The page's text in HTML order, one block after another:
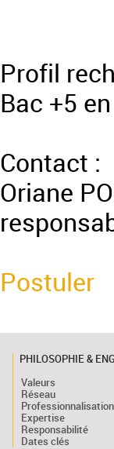
Profil
Bac +5
Contact :
Oriane
Postuler
PHILOSOPHIE &
Valeurs
Réseau
Professionnalisation
Expertise
Responsabilité
Dates clés